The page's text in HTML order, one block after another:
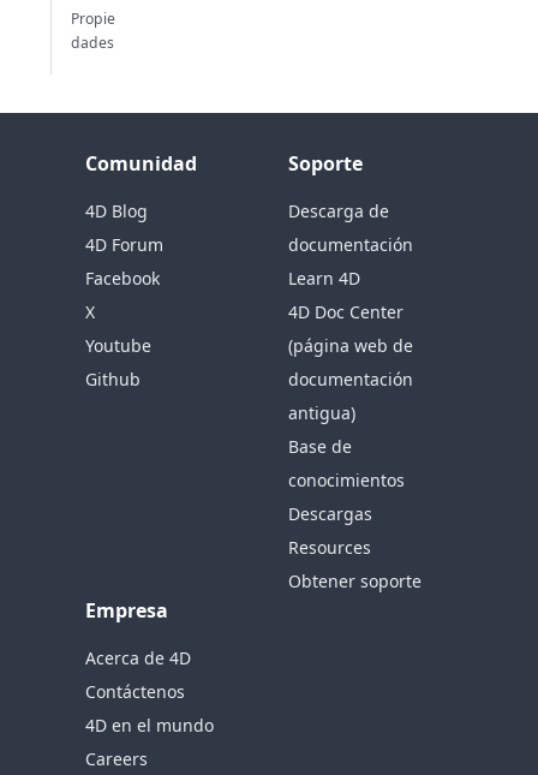
Propie
dades
Comunidad
4D Blog
4D Forum
Facebook
X
Youtube
Github
Soporte
Descarga de
documentación
Learn 4D
4D Doc Center
(página web de
documentación
antigua)
Base de
conocimientos
Descargas
Resources
Obtener soporte
Empresa
Acerca de 4D
Contáctenos
4D en el mundo
Careers